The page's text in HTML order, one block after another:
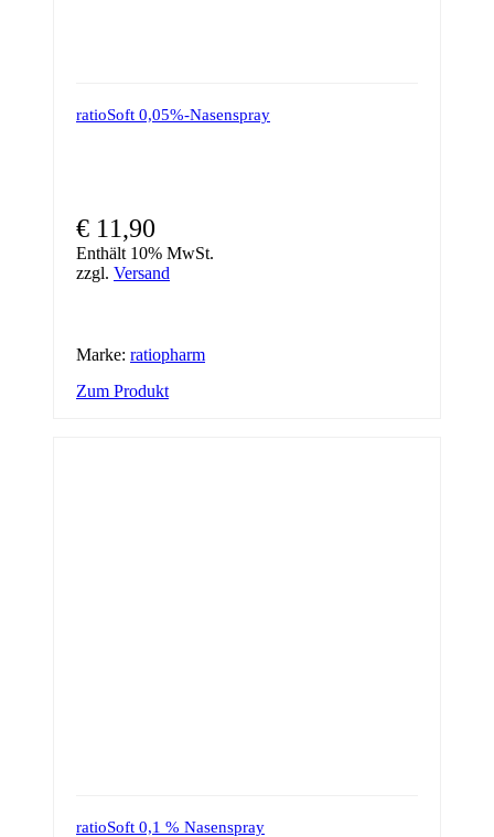
ratioSoft 0,05%-Nasenspray
€ 11,90
Enthält 10% MwSt.
zzgl. Versand
Marke: ratiopharm
Zum Produkt
ratioSoft 0,1 % Nasenspray